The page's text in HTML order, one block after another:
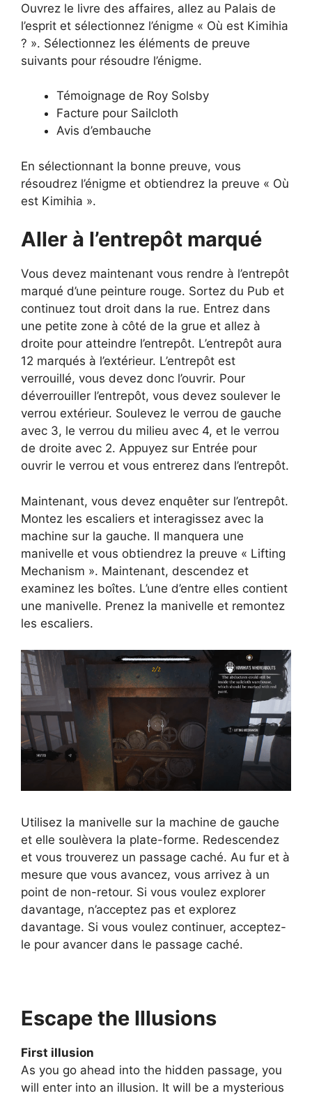
Ouvrez le livre des affaires, allez au Palais de
l’esprit et sélectionnez l’énigme « Où est Kimihia
? ». Sélectionnez les éléments de preuve
suivants pour résoudre l’énigme.
Témoignage de Roy Solsby
Facture pour Sailcloth
Avis d’embauche
En sélectionnant la bonne preuve, vous
résoudrez l’énigme et obtiendrez la preuve « Où
est Kimihia ».
Aller à l’entrepôt marqué
Vous devez maintenant vous rendre à l’entrepôt
marqué d’une peinture rouge. Sortez du Pub et
continuez tout droit dans la rue. Entrez dans
une petite zone à côté de la grue et allez à
droite pour atteindre l’entrepôt. L’entrepôt aura
12 marqués à l’extérieur. L’entrepôt est
verrouillé, vous devez donc l’ouvrir. Pour
déverrouiller l’entrepôt, vous devez soulever le
verrou extérieur. Soulevez le verrou de gauche
avec 3, le verrou du milieu avec 4, et le verrou
de droite avec 2. Appuyez sur Entrée pour
ouvrir le verrou et vous entrerez dans l’entrepôt.
Maintenant, vous devez enquêter sur l’entrepôt.
Montez les escaliers et interagissez avec la
machine sur la gauche. Il manquera une
manivelle et vous obtiendrez la preuve « Lifting
Mechanism ». Maintenant, descendez et
examinez les boîtes. L’une d’entre elles contient
une manivelle. Prenez la manivelle et remontez
les escaliers.
Utilisez la manivelle sur la machine de gauche
et elle soulèvera la plate-forme. Redescendez
et vous trouverez un passage caché. Au fur et à
mesure que vous avancez, vous arrivez à un
point de non-retour. Si vous voulez explorer
davantage, n’acceptez pas et explorez
davantage. Si vous voulez continuer, acceptez-
le pour avancer dans le passage caché.
Escape the Illusions
First illusion
As you go ahead into the hidden passage, you
will enter into an illusion. It will be a mysterious